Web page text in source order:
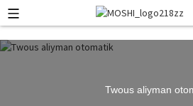
Twous aliyman